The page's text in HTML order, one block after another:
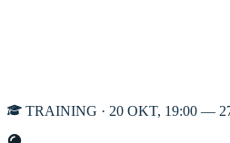
TRAINING · 20 OKT, 19:00 —